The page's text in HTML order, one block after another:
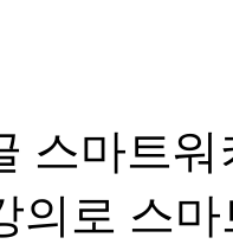
스마트
의로 스